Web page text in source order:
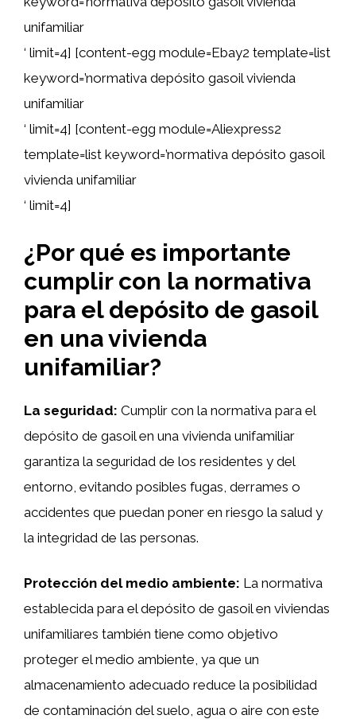
unifamiliar
‘ limit=4] [content-egg module=Ebay2 template=list
keyword=’normativa depósito gasoil vivienda
unifamiliar
‘ limit=4] [content-egg module=Aliexpress2
template=list keyword=’normativa depósito gasoil
vivienda unifamiliar
‘ limit=4]
¿Por qué es importante
cumplir con la normativa
para el depósito de gasoil
en una vivienda
unifamiliar?
La seguridad: Cumplir con la normativa para el
depósito de gasoil en una vivienda unifamiliar
garantiza la seguridad de los residentes y del
entorno, evitando posibles fugas, derrames o
accidentes que puedan poner en riesgo la salud y
la integridad de las personas.
Protección del medio ambiente: La normativa
establecida para el depósito de gasoil en viviendas
unifamiliares también tiene como objetivo
proteger el medio ambiente, ya que un
almacenamiento adecuado reduce la posibilidad
de contaminación del suelo, agua o aire con este